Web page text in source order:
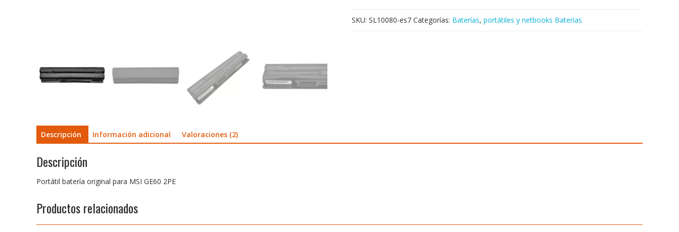
SKU: SL10080-es7 Categorías: Baterías, portátiles y netbooks Baterías
Descripción Información adicional Valoraciones (2)
Descripción
Portátil batería original para MSI GE60 2PE
Productos relacionados